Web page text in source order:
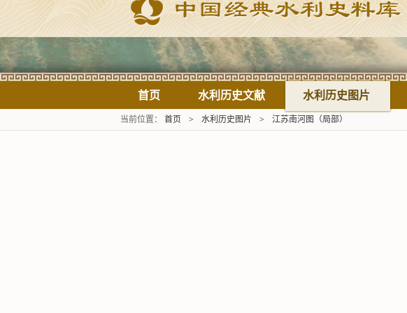
首页 水利历史文献 水利历史图片
当前位置： 首页 > 水利历史图片 > 江苏南河图（局部）